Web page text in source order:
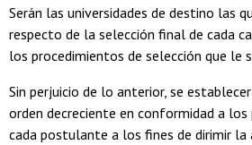
Serán las universidades de destino las
respecto de la selección final de cada
los procedimientos de selección que le
Sin perjuicio de lo anterior, se
orden decreciente en conformidad a
cada postulante a los fines de dirimir la